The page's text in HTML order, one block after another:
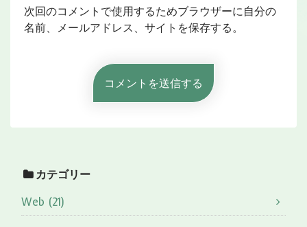
次回のコメントで使用するためブラウザーに自分の
名前、メールアドレス、サイトを保存する。
カテゴリー
Web (21)